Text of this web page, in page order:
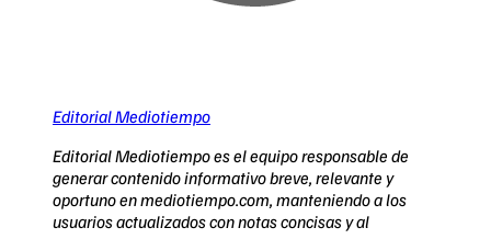
Editorial Mediotiempo
Editorial Mediotiempo es el equipo responsable de
generar contenido informativo breve, relevante y
oportuno en mediotiempo.com, manteniendo a los
usuarios actualizados con notas concisas y al